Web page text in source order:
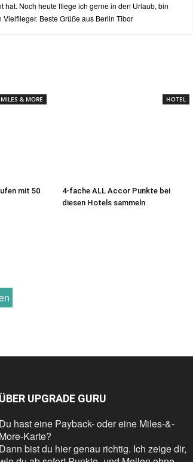
Noch heute fliege ich gerne in den Urlaub, bin
Beste Grüße aus Berlin Tibor
& MORE
mit 50
HOTEL
4-fache ALL Accor Punkte bei
diesen Hotels sammeln
ÜBER UPGRADE GURU
Du hast eine Payback- oder eine Miles-&-
More-Karte?
Dann bist du hier genau richtig. Ich zeige dir,